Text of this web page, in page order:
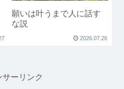
願いは叶うまで人に話す
な説
2026.07.26
サーリンク